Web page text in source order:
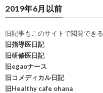
2019年6月以前
旧記事もこのサイトで閲覧でき
旧指導医日記
旧研修医日記
旧egaoナース
旧コメディカル日記
旧Healthy cafe ohana